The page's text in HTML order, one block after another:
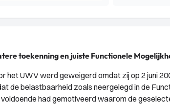
toekenning en juiste Functionele
het UWV werd geweigerd omdat zij op 2 juni
de belastbaarheid zoals neergelegd in de
had gemotiveerd waarom de